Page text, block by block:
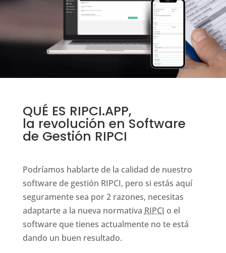
QUÉ ES RIPCI.APP,
la revolución en Software
de Gestión RIPCI
Podríamos hablarte de la calidad de nuestro
software de gestión RIPCI, pero si estás aquí
seguramente sea por 2 razones, necesitas
adaptarte a la nueva normativa RIPCI o el
software que tienes actualmente no te está
dando un buen resultado.